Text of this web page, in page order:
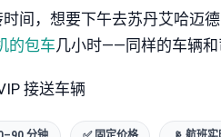
间，想要下午去苏丹艾哈迈
的包车几小时——同样的车辆